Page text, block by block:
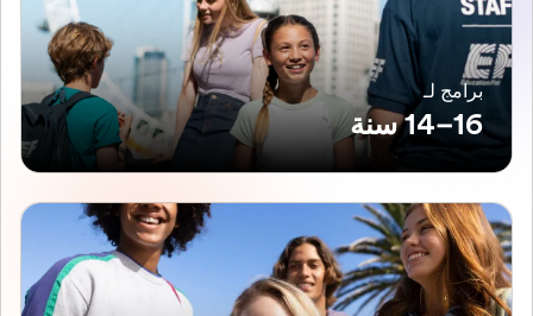
برامج لـ
16–14 سنة